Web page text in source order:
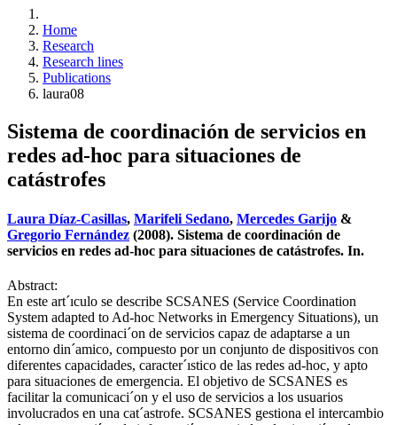
Home
Research
Research lines
Publications
laura08
Sistema de coordinación de servicios en
redes ad-hoc para situaciones de
catástrofes
Laura Díaz-Casillas, Marifeli Sedano, Mercedes Garijo &
Gregorio Fernández (2008). Sistema de coordinación de
servicios en redes ad-hoc para situaciones de catástrofes. In.
Abstract:
En este art´ıculo se describe SCSANES (Service Coordination
System adapted to Ad-hoc Networks in Emergency Situations), un
sistema de coordinaci´on de servicios capaz de adaptarse a un
entorno din´amico, compuesto por un conjunto de dispositivos con
diferentes capacidades, caracter´ıstico de las redes ad-hoc, y apto
para situaciones de emergencia. El objetivo de SCSANES es
facilitar la comunicaci´on y el uso de servicios a los usuarios
involucrados en una cat´astrofe. SCSANES gestiona el intercambio